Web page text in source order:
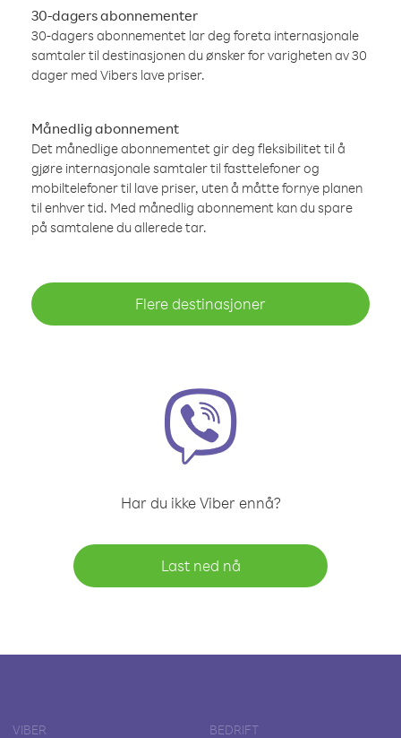
30-dagers abonnementer
30-dagers abonnementet lar deg foreta internasjonale
samtaler til destinasjonen du ønsker for varigheten av 30
dager med Vibers lave priser.
Månedlig abonnement
Det månedlige abonnementet gir deg fleksibilitet til å
gjøre internasjonale samtaler til fasttelefoner og
mobiltelefoner til lave priser, uten å måtte fornye planen
til enhver tid. Med månedlig abonnement kan du spare
på samtalene du allerede tar.
Flere destinasjoner
Har du ikke Viber ennå?
Last ned nå
VIBER BEDRIFT